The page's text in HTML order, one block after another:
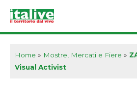
Home » Mostre, Mercati e Fiere »
Visual Activist